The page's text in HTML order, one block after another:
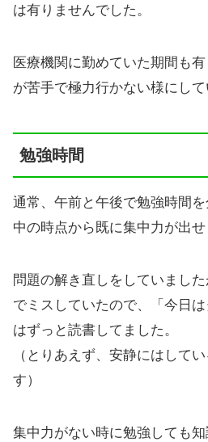
は有りませんでした。
医療機関に勤めていた期間も
が苦手で極力行かない様にして
勉強時間
通常、午前と午後で勉強時間
中の時点から既に集中力が出せ
問題の解き直しをしていまし
でミスしていたので、「今日
はずっと読書してました。
（とりあえず、安静にはして
す）
集中力がない時に勉強しても